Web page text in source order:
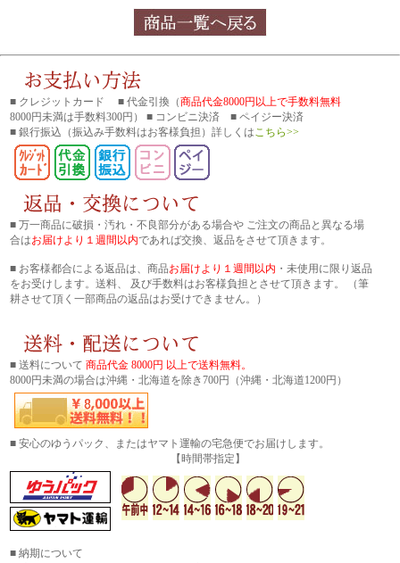
■ クレジットカード ■ 代金引換（商品代金8000円以上で手数料無料
8000円未満は手数料300円） ■ コンビニ決済 ■ ペイジー決済
■ 銀行振込 （振込み手数料はお客様負担）詳しくは こちら>>
■ 万一商品に破損・汚れ・不良部分がある場合や ご注文の商品と異なる場
合はお届けより１週間以内であれば交換、返品をさせて頂きます。
■ お客様都合による返品は、商品お届けより１週間以内 ・未使用に限り返品
をお受けします。送料、 及び手数料はお客様負担とさせて頂きます。 （筆
耕させて頂く一部商品の返品はお受けできません。）
■ 送料について 商品代金 8000円 以上で送料無料。
8000円未満の場合は沖縄・北海道を除き700円（沖縄・北海道1200円）
■ 安心のゆうパック、またはヤマト運輸の宅急便でお届けします。
【時間帯指定】
■ 納期について